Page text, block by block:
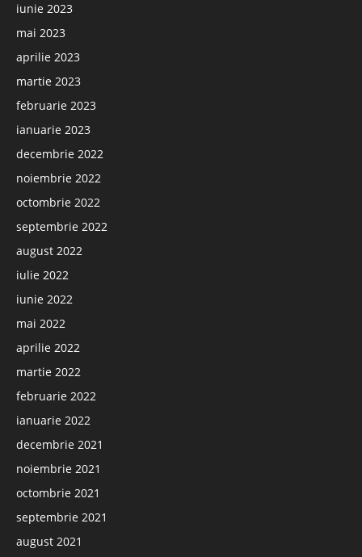
iunie 2023
mai 2023
aprilie 2023
martie 2023
februarie 2023
ianuarie 2023
decembrie 2022
noiembrie 2022
octombrie 2022
septembrie 2022
august 2022
iulie 2022
iunie 2022
mai 2022
aprilie 2022
martie 2022
februarie 2022
ianuarie 2022
decembrie 2021
noiembrie 2021
octombrie 2021
septembrie 2021
august 2021